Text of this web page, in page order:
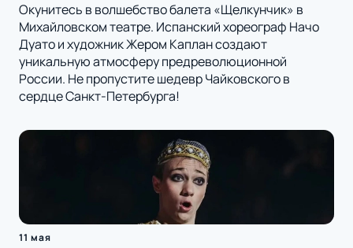
Окунитесь в волшебство балета «Щелкунчик» в
Михайловском театре. Испанский хореограф Начо
Дуато и художник Жером Каплан создают
уникальную атмосферу предреволюционной
России. Не пропустите шедевр Чайковского в
сердце Санкт-Петербурга!
11 мая